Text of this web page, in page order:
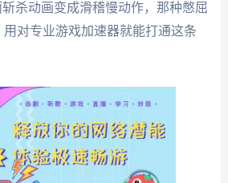
杀动画变成滑稽慢动作，那种憋屈
对专业游戏加速器就能打通这条